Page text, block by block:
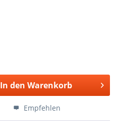
In den Warenkorb
Empfehlen